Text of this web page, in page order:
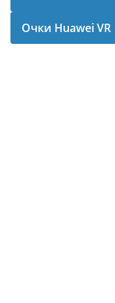
Очки Huawei VR